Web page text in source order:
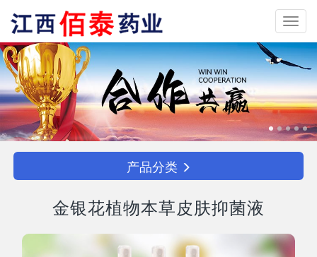
产品分类
金银花植物本草皮肤抑菌液